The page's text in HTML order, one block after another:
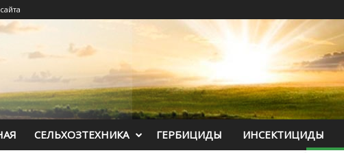
СЕЛЬХОЗТЕХНИКА ГЕРБИЦИДЫ ИНСЕКТИЦИДЫ